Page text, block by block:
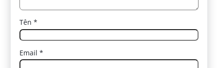
Tên*
Email*